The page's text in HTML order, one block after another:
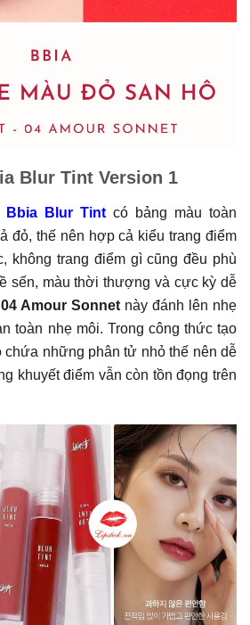
Blur Tint Version 1
Bbia Blur Tint có bảng màu toàn
đỏ, thế nên hợp cả kiểu trang điểm
không trang điểm gì cũng đều phù
sến, màu thời thượng và cực kỳ dễ
Amour Sonnetnày đánh lên nhẹ
toàn nhẹ môi. Trong công thức tạo
chứa những phân tử nhỏ thế nên dễ
khuyết điểm vẫn còn tồn đọng trên